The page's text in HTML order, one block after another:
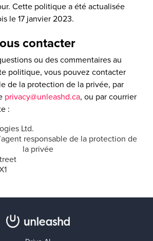
Cette politique a été actualisée
le 17 janvier 2023.
contacter
ou des commentaires au
politique, vous pouvez contacter
de la protection de la privée, par
privacy@unleashd.ca, ou par courrier
:
Ltd.
responsable de la protection de
la privée